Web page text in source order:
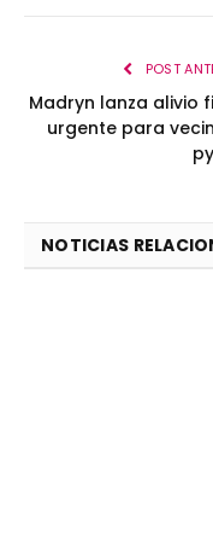
POST
Madryn lanza alivio
urgente para
NOTICIAS